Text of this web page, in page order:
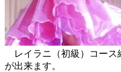
レイラニ（初級）コース
が出来ます。